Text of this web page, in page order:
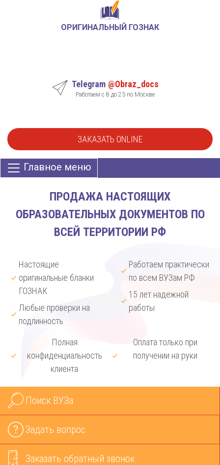
ОРИГИНАЛЬНЫЙ ГОЗНАК
Telegram @Obraz_docs
Работаем с 8 до 23 по Москве
ЗАКАЗАТЬ ONLINE
Главное меню
ПРОДАЖА НАСТОЯЩИХ
ОБРАЗОВАТЕЛЬНЫХ ДОКУМЕНТОВ ПО
ВСЕЙ ТЕРРИТОРИИ РФ
Настоящие
оригинальные бланки
ГОЗНАК
Любые проверки на
подлинность
Работаем практически
по всем ВУЗам РФ
15 лет надежной
работы
Полная
конфиденциальность
клиента
Оплата только при
получении на руки
Поиск ВУЗа
Задать вопрос
Заказать обратный звонок